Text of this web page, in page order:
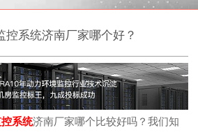
控系统济南厂家哪个好？
系统济南厂家哪个比较好吗？我们知